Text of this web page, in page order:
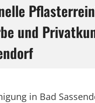
und
in Bad